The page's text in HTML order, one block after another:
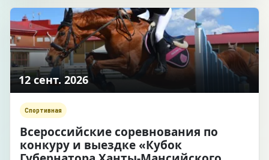
12 сент. 2026
Спортивная
Всероссийские соревнования по
конкуру и выездке «Кубок